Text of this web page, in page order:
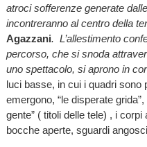
atroci sofferenze generate
incontreranno al centro della
Agazzani. L’allestimento
percorso, che si snoda
uno spettacolo, si aprono in
luci basse, in cui i quadri
emergono, “le disperate
gente” ( titoli delle tele) , i
bocche aperte, sguardi